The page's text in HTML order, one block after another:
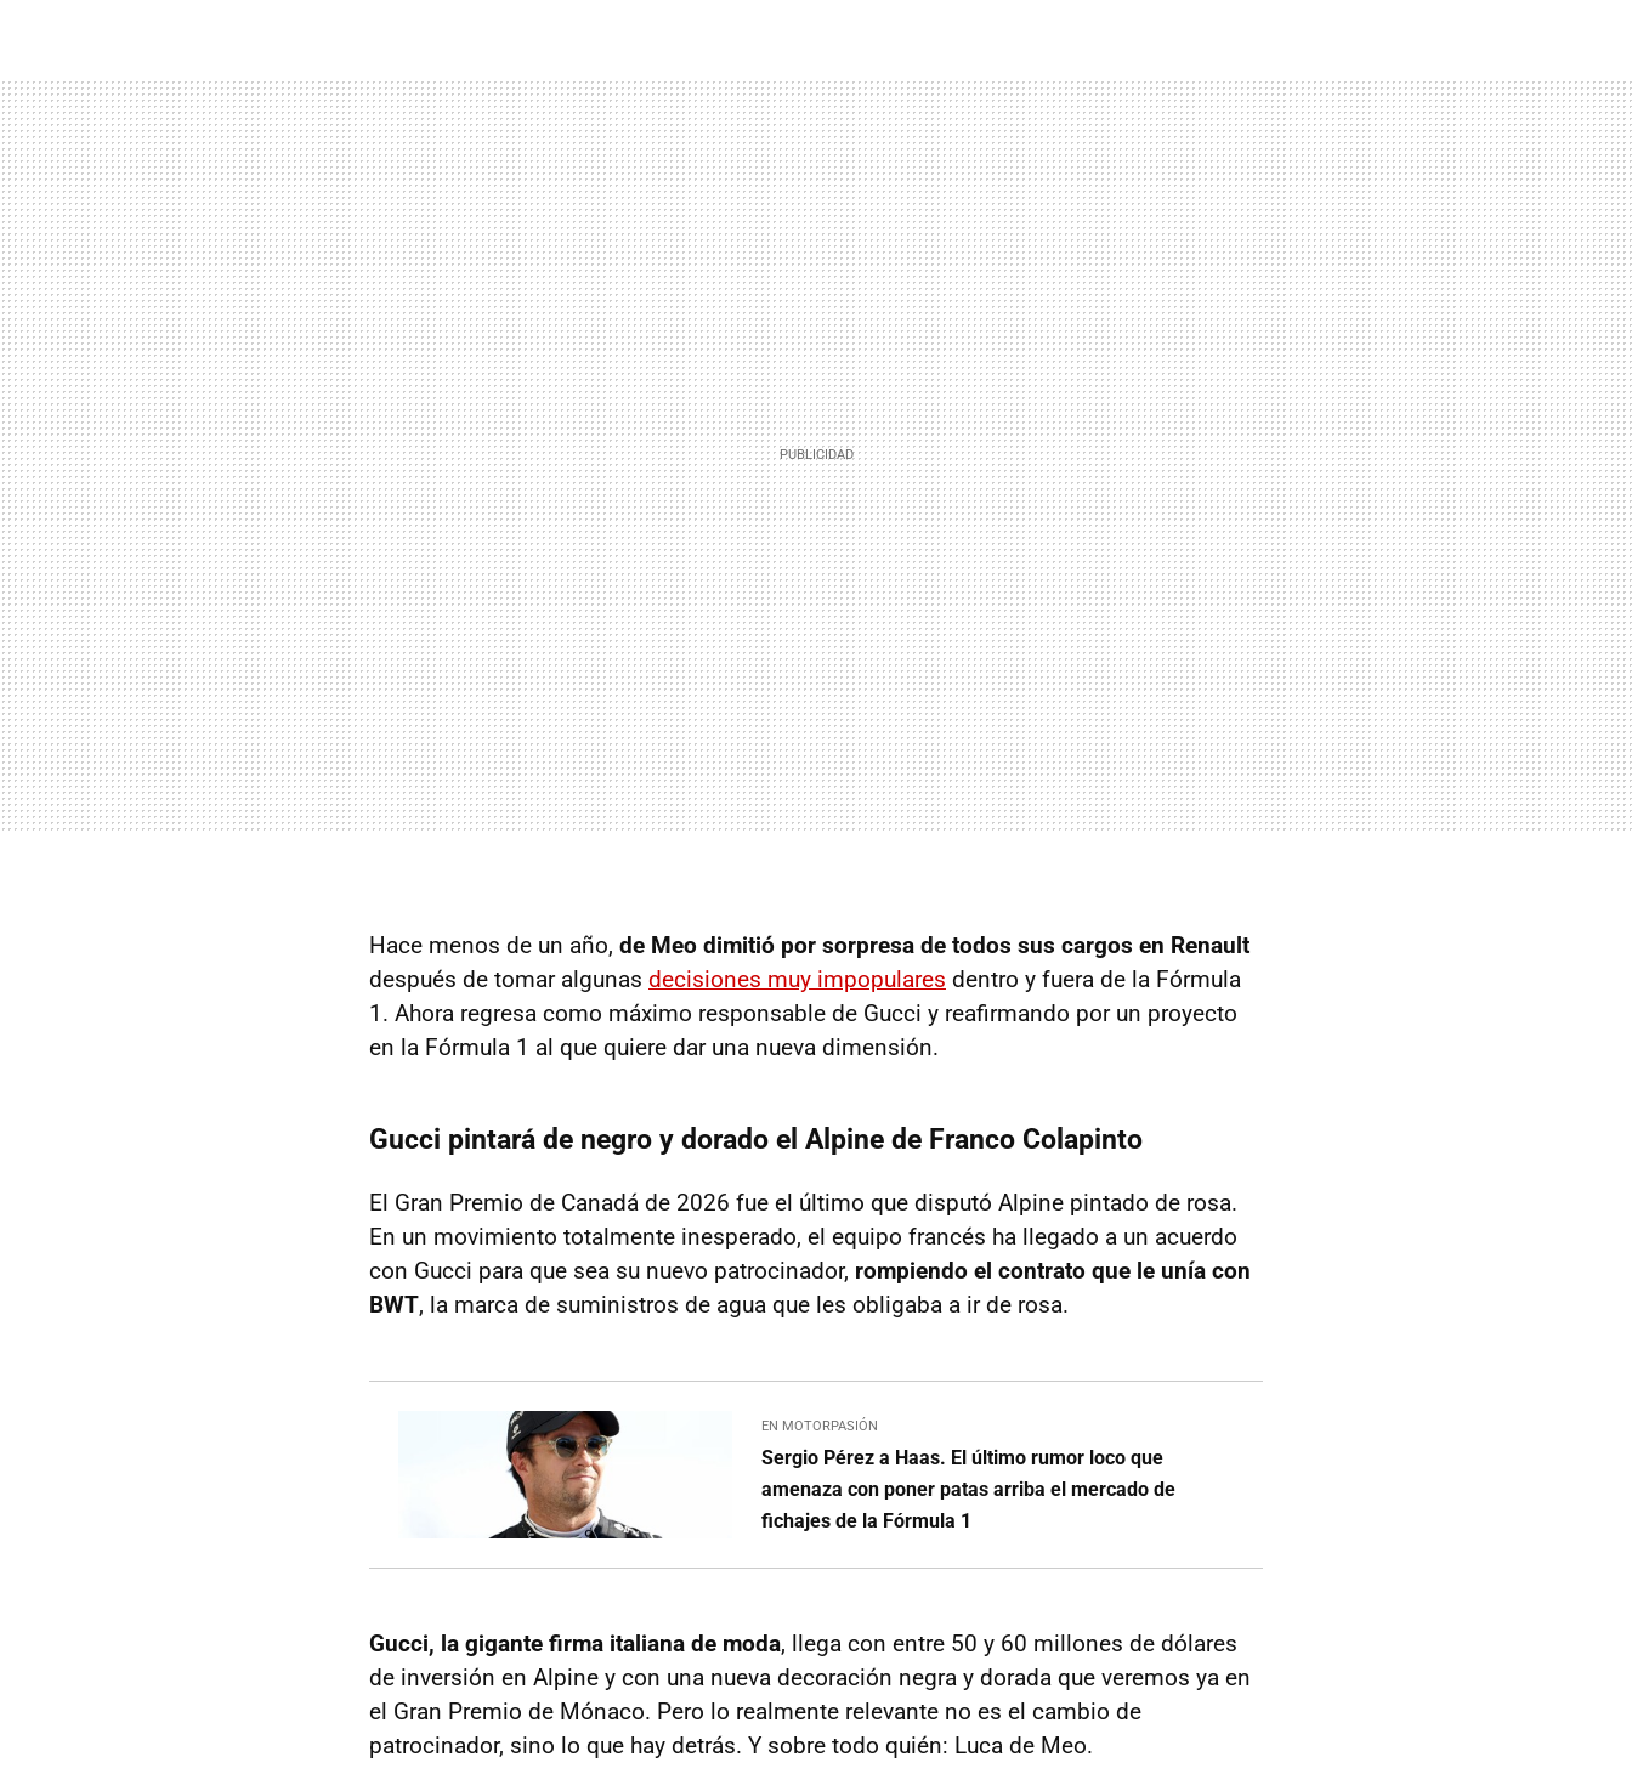
Hace menos de un año, de Meo dimitió por sorpresa de todos sus cargos en Renault
después de tomar algunas decisiones muy impopulares dentro y fuera de la Fórmula
1. Ahora regresa como máximo responsable de Gucci y reafirmando por un proyecto
en la Fórmula 1 al que quiere dar una nueva dimensión.
Gucci pintará de negro y dorado el Alpine de Franco Colapinto
El Gran Premio de Canadá de 2026 fue el último que disputó Alpine pintado de rosa.
En un movimiento totalmente inesperado, el equipo francés ha llegado a un acuerdo
con Gucci para que sea su nuevo patrocinador, rompiendo el contrato que le unía con
BWT, la marca de suministros de agua que les obligaba a ir de rosa.
EN MOTORPASIÓN
Sergio Pérez a Haas. El último rumor loco que
amenaza con poner patas arriba el mercado de
fichajes de la Fórmula 1
Gucci, la gigante firma italiana de moda, llega con entre 50 y 60 millones de dólares
de inversión en Alpine y con una nueva decoración negra y dorada que veremos ya en
el Gran Premio de Mónaco. Pero lo realmente relevante no es el cambio de
patrocinador, sino lo que hay detrás. Y sobre todo quién: Luca de Meo.